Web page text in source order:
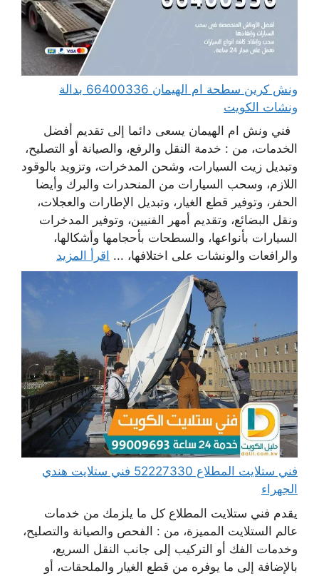
ونش كرين سطحة ام الهيمان 66400336 بدالة
ونشات الكويت
فني ونش ام الهيمان يسعى دائما إلى تقديم أفضل
الخدمات، من : خدمة النقل والرفع، والصيانة أو التصليح،
وتبديل زيت السيارات، وشحن المدخرات، وتزويد بالوقود
اللازم، وسحب السيارات من المنحدرات والبرك وأيضا
الحفر، وتوفير قطع الغيار، وتبديل الإطارات والعجلات،
ونقل البضائع، وتقديم أمهر الفنيين، وتوفير المدخرات
السيارات بأنواعها، والسطحات بأحجامها وأشكالها،
والرافعات والونشات على اختلافها، ... اقرأ المزيد
فني ستلايت المطلاع 52227330 فني ستلايت هندي
الجهراء
يقدم فني ستلايت المطلاع كل ما يلزمك من خدمات
عالم الستلايت المميزة، من : الفحص والصيانة والتصليح،
وخدمات الفك أو التركيب إلى جانب النقل السريع،
بالإضافة إلى ما يوفره من قطع الغيار والملحقات، أو